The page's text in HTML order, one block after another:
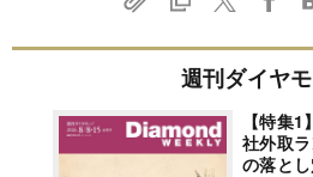
週刊ダイヤ
【特集1】
社外取
の落と